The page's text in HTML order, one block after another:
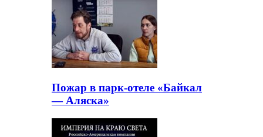
Пожар в парк-отеле «Байкал
— Аляска»